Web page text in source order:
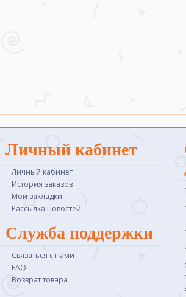
Личный кабинет
Личный кабинет
История заказов
Мои закладки
Рассылка новостей
Служба поддержки
Связаться с нами
FAQ
Возврат товара